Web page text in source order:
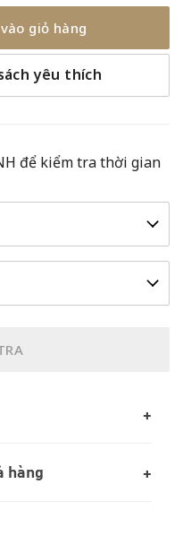
giỏ hàng
yêu thích
để kiểm tra thời gian
hàng